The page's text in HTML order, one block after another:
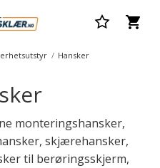
Hansker
monteringshansker,
skjærehansker,
til berøringsskjerm,